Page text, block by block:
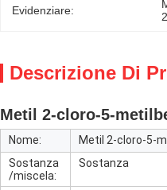
Evidenziare:
Descrizione Di
Metil 2-cloro-5-
Nome:
Metil 2-cloro-5-
Sostanza
/miscela:
Sostanza